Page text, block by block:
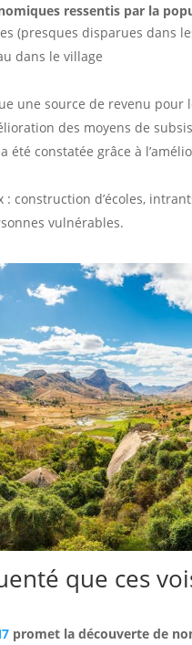
ressentis par la
(presques disparues dans
dans le village
une source de revenu pour
des moyens de
été constatée grâce à
construction d’écoles,
vulnérables.
que ces
promet la découverte de